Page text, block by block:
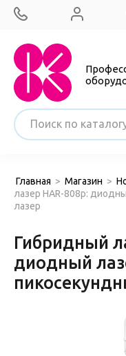
Главная > Магазин >
лазер HAR-808p:
лазер
Гибридный
диодный